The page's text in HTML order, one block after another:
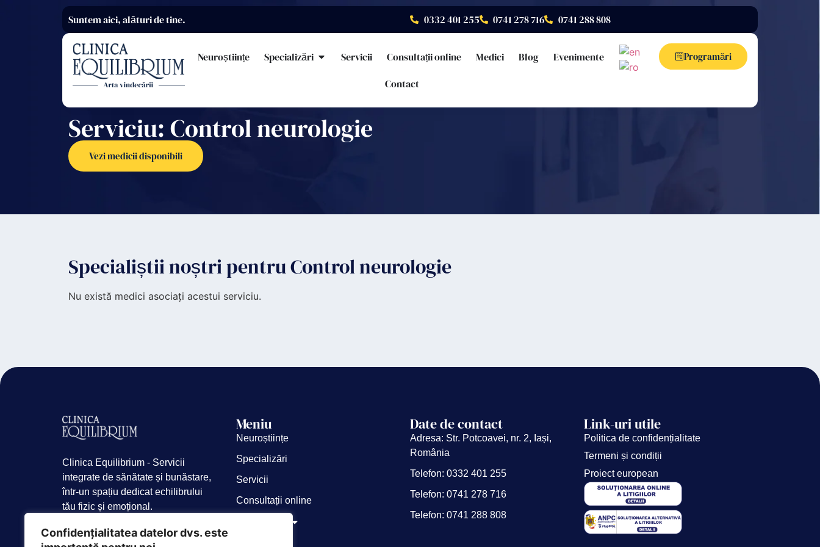
Confidențialitatea datelor dvs. este
Suntem aici, alături de tine. 0332 401 255 0741 278 716 0741 288 808
Neuroștiințe Specializări Servicii Consultații online Medici Blog
Evenimente
Contact
Programări
Serviciu: Control neurologie
Vezi medicii disponibili
Specialiștii noștri pentru Control neurologie
Nu există medici asociați acestui serviciu.
Clinica Equilibrium - Servicii
integrate de sănătate și bunăstare,
într-un spațiu dedicat echilibrului
tău fizic și emoțional.
Meniu
Neuroștiințe
Specializări
Servicii
Consultații online
Date de contact
Adresa: Str. Potcoavei, nr. 2, Iași,
România
Telefon: 0332 401 255
Telefon: 0741 278 716
Telefon: 0741 288 808
Link-uri utile
Politica de confidențialitate
Termeni și condiții
Proiect european